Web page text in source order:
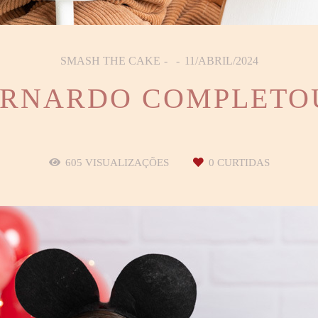
SMASH THE CAKE 11/ABRIL/2024
605 VISUALIZAÇÕES 0 CURTIDAS